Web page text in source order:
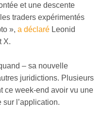
et une descente
traders expérimentés
», a déclaré Leonid
X.
– sa nouvelle
juridictions. Plusieurs
ce week-end avoir vu une
sur l’application.